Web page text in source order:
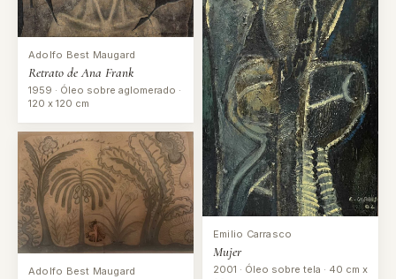
Adolfo Best Maugard
Retrato de Ana Frank
1959 · Óleo sobre aglomerado ·
120 x 120 cm
Adolfo Best Maugard
Emilio Carrasco
Mujer
2001 · Óleo sobre tela · 40 cm x